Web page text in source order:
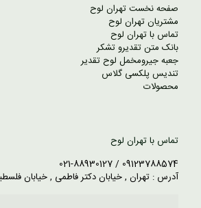
صفحه نخست تهران لوح
مشتریان تهران لوح
تماس با تهران لوح
بانک متن تقدیرو تشکر
جعبه جیرومخمل لوح تقدیر
تندیس پلکسی گلاس
محصولات
تماس با تهران لوح
09123788574 / 021-88930127
آدرس : تهران , خیابان دکتر فاطمی , خیابان